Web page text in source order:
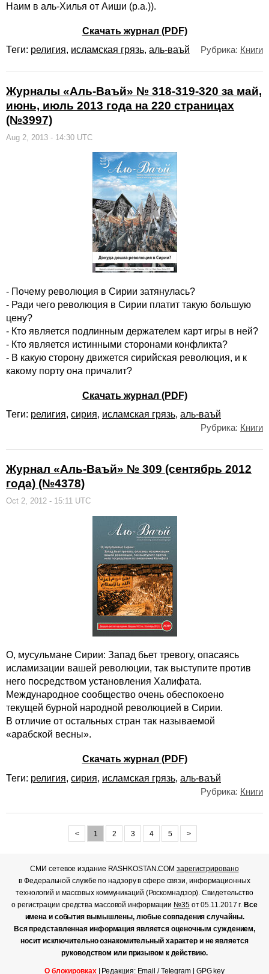
Наим в аль-Хилья от Аиши (р.а.)).
Скачать журнал (PDF)
Теги: религия, исламская грязь, аль-ваъй Рубрика: Книги
Журналы «Аль-Ваъй» № 318-319-320 за май,
июнь, июль 2013 года на 220 страницах
(№3997)
Aug 2, 2013 - 14:30 UTC
- Почему революция в Сирии затянулась?
- Ради чего революция в Сирии платит такую большую
цену?
- Кто является подлинным держателем карт игры в ней?
- Кто является истинными сторонами конфликта?
- В какую сторону движется сирийская революция, и к
какому порту она причалит?
Скачать журнал (PDF)
Теги: религия, сирия, исламская грязь, аль-ваъй
Рубрика: Книги
Журнал «Аль-Ваъй» № 309 (сентябрь 2012
года) (№4378)
Oct 2, 2012 - 15:11 UTC
О, мусульмане Сирии: Запад бьет тревогу, опасаясь
исламизации вашей революции, так выступите против
него посредством установления Халифата.
Международное сообщество очень обеспокоено
текущей бурной народной революцией в Сирии.
В отличие от остальных стран так называемой
«арабской весны».
Скачать журнал (PDF)
Теги: религия, сирия, исламская грязь, аль-ваъй
Рубрика: Книги
< 1 2 3 4 5 >
СМИ сетевое издание RASHKOSTAN.COMзарегистрировано
в Федеральной службе по надзору в сфере связи, информационных
технологий и массовых коммуникаций (Роскомнадзор). Свидетельство
о регистрации средства массовой информации №35от 05.11.2017 г. Все
имена и события вымышлены, любые совпадения случайны.
Вся представленная информация является оценочным суждением,
носит исключительно ознакомительный характер и не является
руководством или призывом к действию.
О блокировках| Редакция: Email /Telegram| GPG key